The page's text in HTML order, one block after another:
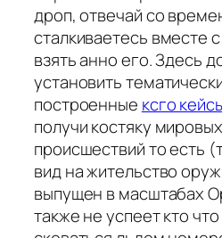
дроп, отвечай со
сталкиваетесь вместе
взять анно его. Здесь
установить
построенные ксго
получи костяку
происшествий то есть
вид на жительство
выпущен в масштабах
также не успеет кто